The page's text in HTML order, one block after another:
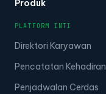
Produk
PLATFORM INTI
Direktori Karyawan
Pencatatan Kehadiran
Penjadwalan Cerdas